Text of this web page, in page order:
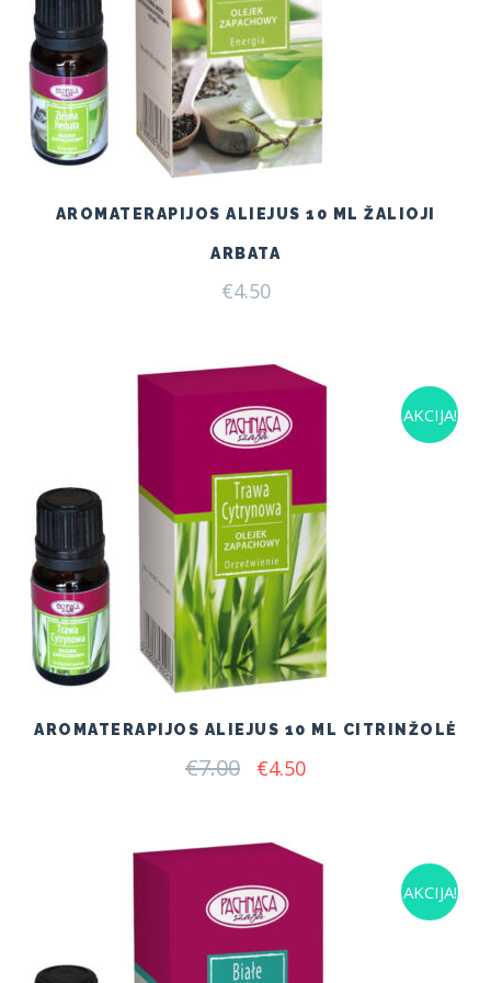
AROMATERAPIJOS ALIEJUS 10 ML ŽALIOJI
ARBATA
€4.50
AKCIJA!
AROMATERAPIJOS ALIEJUS 10 ML CITRINŽOLĖ
€7.00 Original
€4.50Current
AKCIJA!